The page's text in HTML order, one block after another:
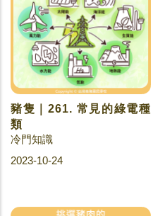
豬隻｜261. 常見的綠電種
類
冷門知識
2023-10-24